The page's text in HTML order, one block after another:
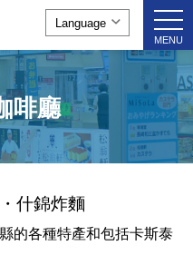
MENU
啡廳
什錦炸麵
的各種特產和包括卡斯泰